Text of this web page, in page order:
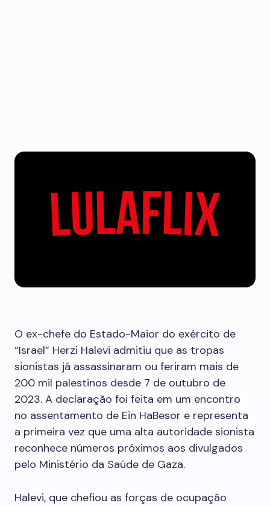
O ex-chefe do Estado-Maior do exército de
“Israel” Herzi Halevi admitiu que as tropas
sionistas já assassinaram ou feriram mais de
200 mil palestinos desde 7 de outubro de
2023. A declaração foi feita em um encontro
no assentamento de Ein HaBesor e representa
a primeira vez que uma alta autoridade sionista
reconhece números próximos aos divulgados
pelo Ministério da Saúde de Gaza.
Halevi, que chefiou as forças de ocupação